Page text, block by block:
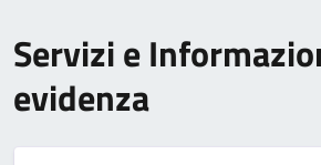
Servizi e
evidenza